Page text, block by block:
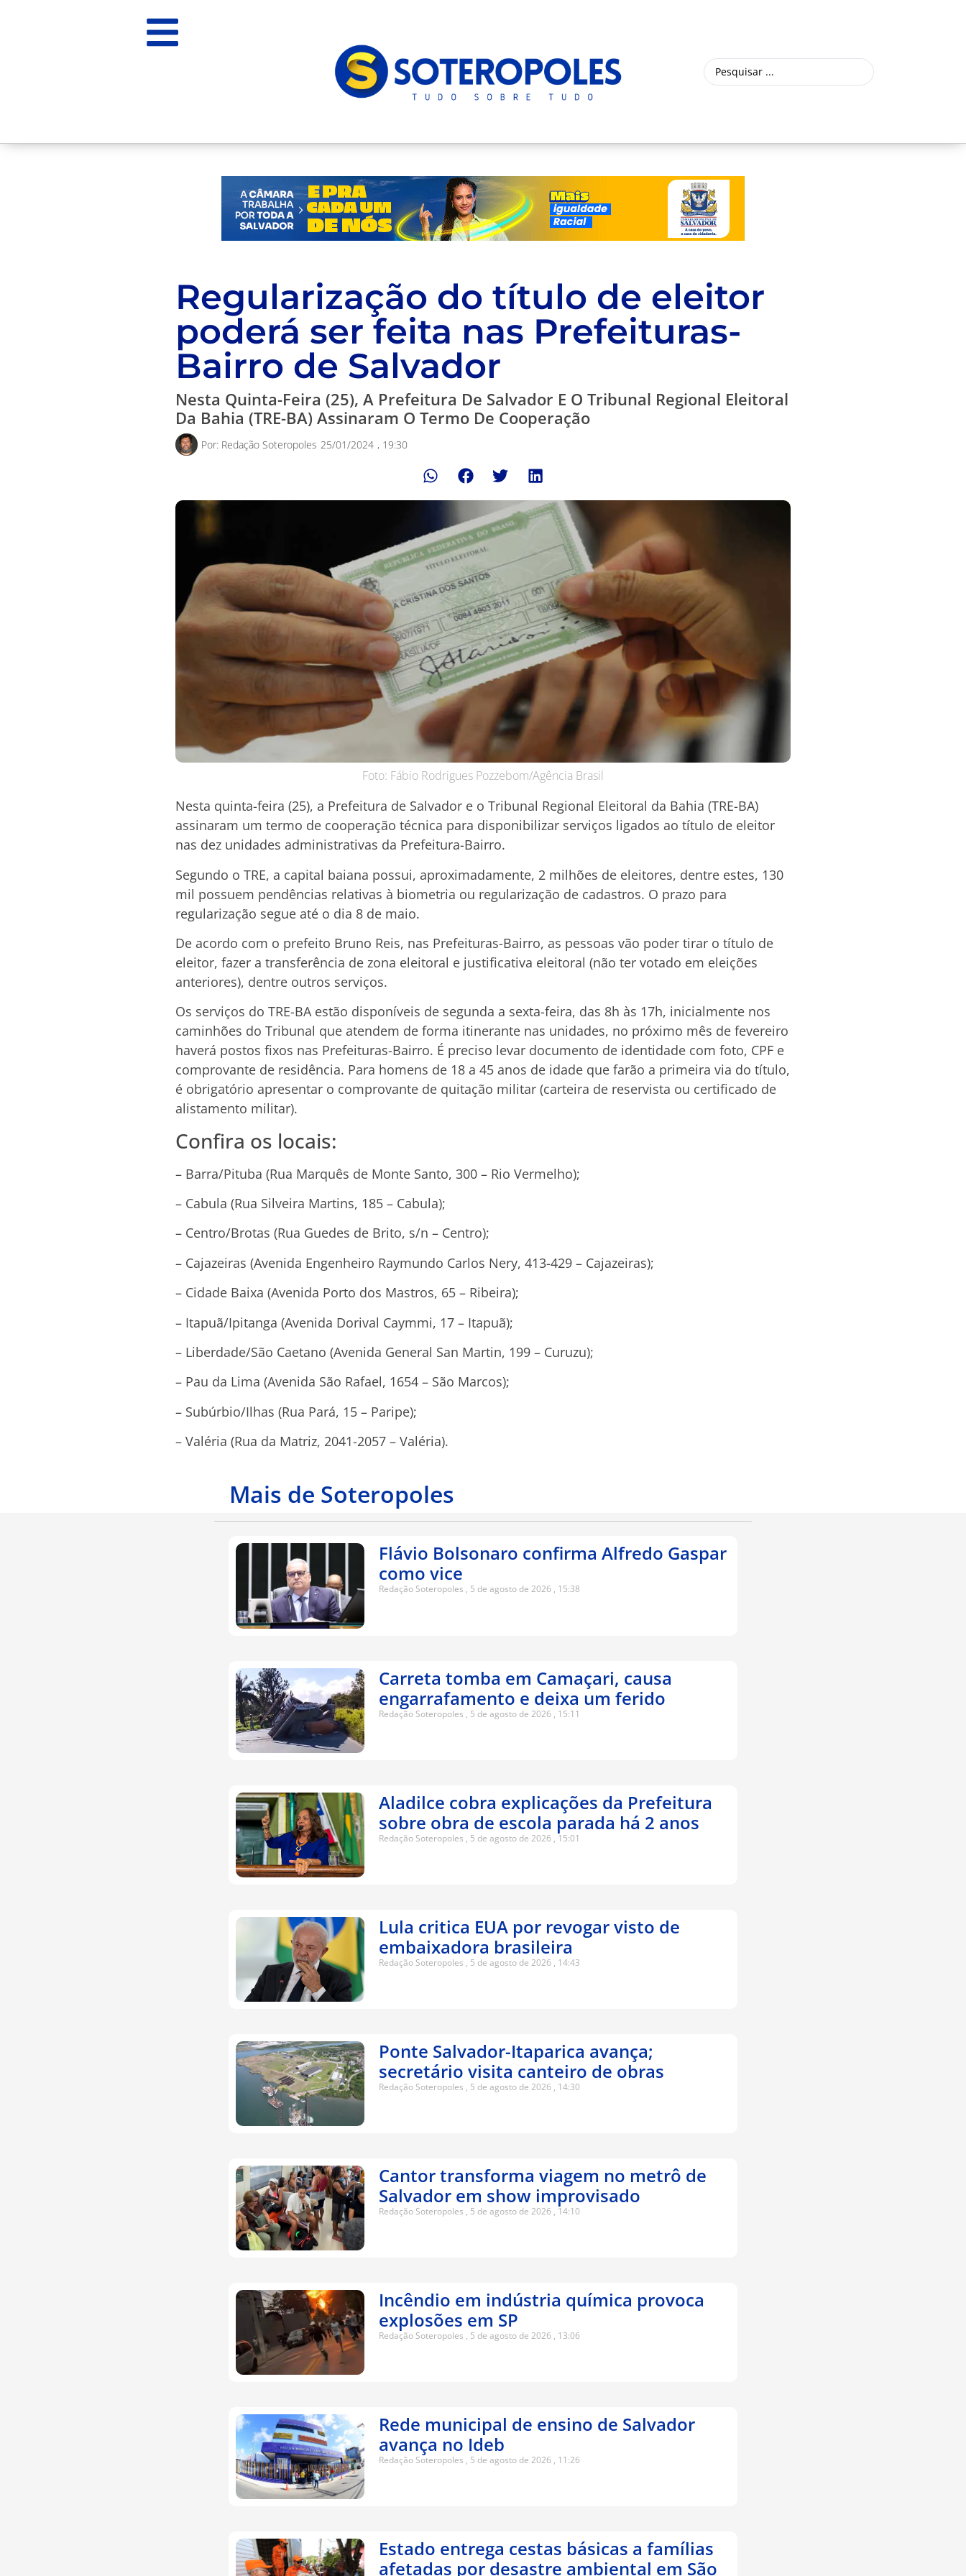
Regularização do título de eleitor
poderá ser feita nas Prefeituras-
Bairro de Salvador
Nesta Quinta-Feira (25), A Prefeitura De Salvador E O Tribunal Regional Eleitoral
Da Bahia (TRE-BA) Assinaram O Termo De Cooperação
Por: Redação Soteropoles 25/01/2024 , 19:30
Foto: Fábio Rodrigues Pozzebom/Agência Brasil
Nesta quinta-feira (25), a Prefeitura de Salvador e o Tribunal Regional Eleitoral da Bahia (TRE-BA)
assinaram um termo de cooperação técnica para disponibilizar serviços ligados ao título de eleitor
nas dez unidades administrativas da Prefeitura-Bairro.
Segundo o TRE, a capital baiana possui, aproximadamente, 2 milhões de eleitores, dentre estes, 130
mil possuem pendências relativas à biometria ou regularização de cadastros. O prazo para
regularização segue até o dia 8 de maio.
De acordo com o prefeito Bruno Reis, nas Prefeituras-Bairro, as pessoas vão poder tirar o título de
eleitor, fazer a transferência de zona eleitoral e justificativa eleitoral (não ter votado em eleições
anteriores), dentre outros serviços.
Os serviços do TRE-BA estão disponíveis de segunda a sexta-feira, das 8h às 17h, inicialmente nos
caminhões do Tribunal que atendem de forma itinerante nas unidades, no próximo mês de fevereiro
haverá postos fixos nas Prefeituras-Bairro. É preciso levar documento de identidade com foto, CPF e
comprovante de residência. Para homens de 18 a 45 anos de idade que farão a primeira via do título,
é obrigatório apresentar o comprovante de quitação militar (carteira de reservista ou certificado de
alistamento militar).
Confira os locais:
– Barra/Pituba (Rua Marquês de Monte Santo, 300 – Rio Vermelho);
– Cabula (Rua Silveira Martins, 185 – Cabula);
– Centro/Brotas (Rua Guedes de Brito, s/n – Centro);
– Cajazeiras (Avenida Engenheiro Raymundo Carlos Nery, 413-429 – Cajazeiras);
– Cidade Baixa (Avenida Porto dos Mastros, 65 – Ribeira);
– Itapuã/Ipitanga (Avenida Dorival Caymmi, 17 – Itapuã);
– Liberdade/São Caetano (Avenida General San Martin, 199 – Curuzu);
– Pau da Lima (Avenida São Rafael, 1654 – São Marcos);
– Subúrbio/Ilhas (Rua Pará, 15 – Paripe);
– Valéria (Rua da Matriz, 2041-2057 – Valéria).
Mais de Soteropoles
Flávio Bolsonaro confirma Alfredo Gaspar
como vice
Redação Soteropoles 5 de agosto de 2026 15:38
Carreta tomba em Camaçari, causa
engarrafamento e deixa um ferido
Redação Soteropoles 5 de agosto de 2026 15:11
Aladilce cobra explicações da Prefeitura
sobre obra de escola parada há 2 anos
Redação Soteropoles 5 de agosto de 2026 15:01
Lula critica EUA por revogar visto de
embaixadora brasileira
Redação Soteropoles 5 de agosto de 2026 14:43
Ponte Salvador-Itaparica avança;
secretário visita canteiro de obras
Redação Soteropoles 5 de agosto de 2026 14:30
Cantor transforma viagem no metrô de
Salvador em show improvisado
Redação Soteropoles 5 de agosto de 2026 14:10
Incêndio em indústria química provoca
explosões em SP
Redação Soteropoles 5 de agosto de 2026 13:06
Rede municipal de ensino de Salvador
avança no Ideb
Redação Soteropoles 5 de agosto de 2026 11:26
Estado entrega cestas básicas a famílias
afetadas por desastre ambiental em São